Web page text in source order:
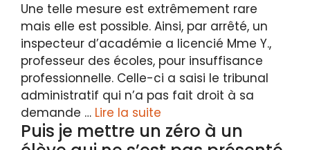
Une telle mesure est extrêmement rare
mais elle est possible. Ainsi, par arrêté, un
inspecteur d’académie a licencié Mme Y.,
professeur des écoles, pour insuffisance
professionnelle. Celle-ci a saisi le tribunal
administratif qui n’a pas fait droit à sa
demande … Lire la suite
Puis je mettre un zéro à un